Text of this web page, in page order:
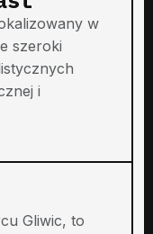
w
szeroki
i
Gliwic, to